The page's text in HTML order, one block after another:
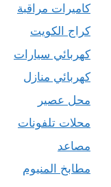
كاميرات مراقبة
كراج الكويت
كهربائي سيارات
كهربائي منازل
محل عصير
محلات تلفونات
مصاعد
مطابخ المنيوم